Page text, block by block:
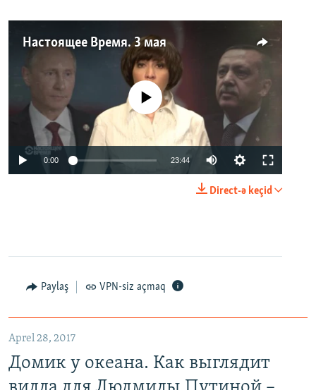
Настоящее Время. 3 мая
No media source currently available
0:00 23:44
Direct-ə keçid
Paylaş VPN-siz açmaq
Aprel 28, 2017
Домик у океана. Как выглядит